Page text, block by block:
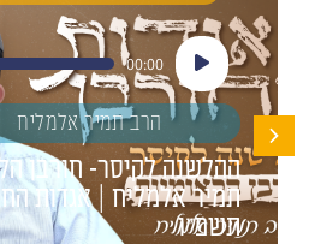
נגן
אודיו
00:00
הרב תמיר אלמליח
ההלשנה לקיסר- חורבן
תמיר אלמליח | אגדות
תשפ"ו